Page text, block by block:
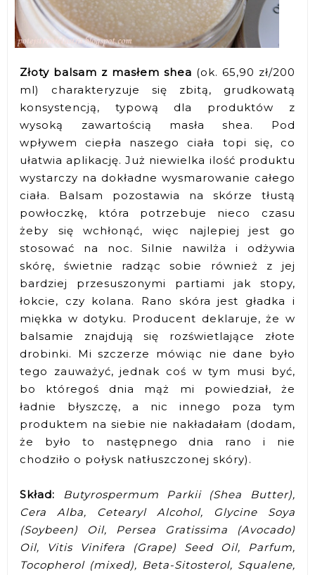
Złoty balsam z masłem shea (ok. 65,90 zł/200
ml) charakteryzuje się zbitą, grudkowatą
konsystencją, typową dla produktów z
wysoką zawartością masła shea. Pod
wpływem ciepła naszego ciała topi się, co
ułatwia aplikację. Już niewielka ilość produktu
wystarczy na dokładne wysmarowanie całego
ciała. Balsam pozostawia na skórze tłustą
powłoczkę, która potrzebuje nieco czasu
żeby się wchłonąć, więc najlepiej jest go
stosować na noc. Silnie nawilża i odżywia
skórę, świetnie radząc sobie również z jej
bardziej przesuszonymi partiami jak stopy,
łokcie, czy kolana. Rano skóra jest gładka i
miękka w dotyku. Producent deklaruje, że w
balsamie znajdują się rozświetlające złote
drobinki. Mi szczerze mówiąc nie dane było
tego zauważyć, jednak coś w tym musi być,
bo któregoś dnia mąż mi powiedział, że
ładnie błyszczę, a nic innego poza tym
produktem na siebie nie nakładałam (dodam,
że było to następnego dnia rano i nie
chodziło o połysk natłuszczonej skóry).
Skład:
Butyrospermum Parkii (Shea Butter),
Cera Alba, Cetearyl Alcohol, Glycine Soya
(Soybeen) Oil, Persea Gratissima (Avocado)
Oil, Vitis Vinifera (Grape) Seed Oil, Parfum,
Tocopherol (mixed), Beta-Sitosterol, Squalene,